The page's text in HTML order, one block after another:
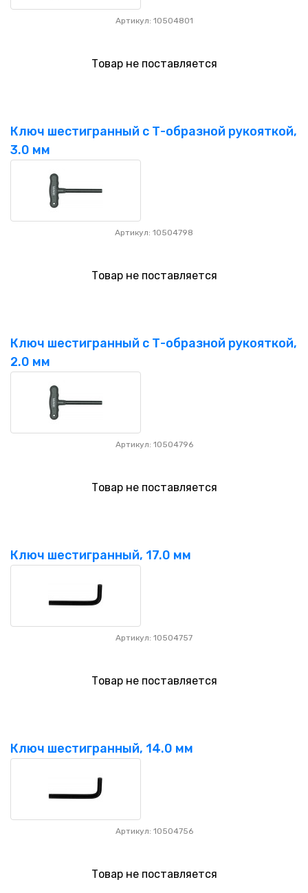
Артикул: 10504801
Товар не поставляется
Ключ шестигранный с Т-образной рукояткой,
3.0 мм
Артикул: 10504798
Товар не поставляется
Ключ шестигранный с Т-образной рукояткой,
2.0 мм
Артикул: 10504796
Товар не поставляется
Ключ шестигранный, 17.0 мм
Артикул: 10504757
Товар не поставляется
Ключ шестигранный, 14.0 мм
Артикул: 10504756
Товар не поставляется